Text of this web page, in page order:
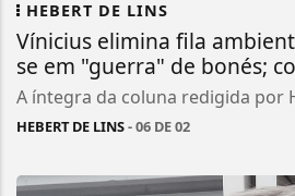
HEBERT DE LINS
Vínicius elimina fila
se em "guerra" de bonés;
A íntegra da coluna redigida por
HEBERT DE LINS- 06 DE 02